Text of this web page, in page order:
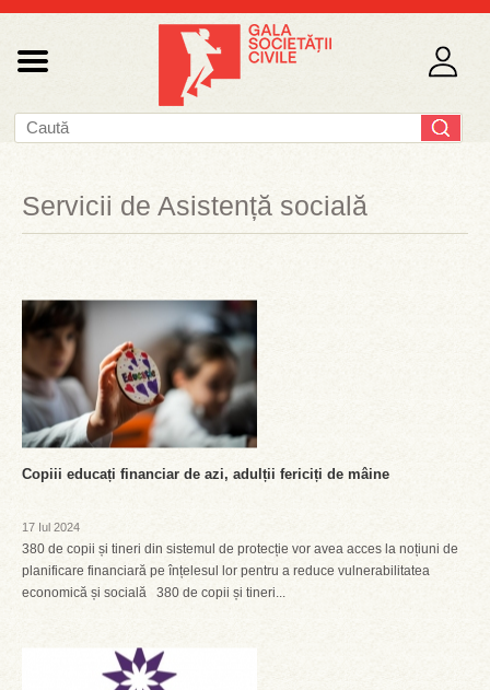
Servicii de Asistență socială
Copiii educați financiar de azi, adulții fericiți de mâine
17 Iul 2024
380 de copii și tineri din sistemul de protecție vor avea acces la noțiuni de
planificare financiară pe înțelesul lor pentru a reduce vulnerabilitatea
economică și socială 380 de copii și tineri...